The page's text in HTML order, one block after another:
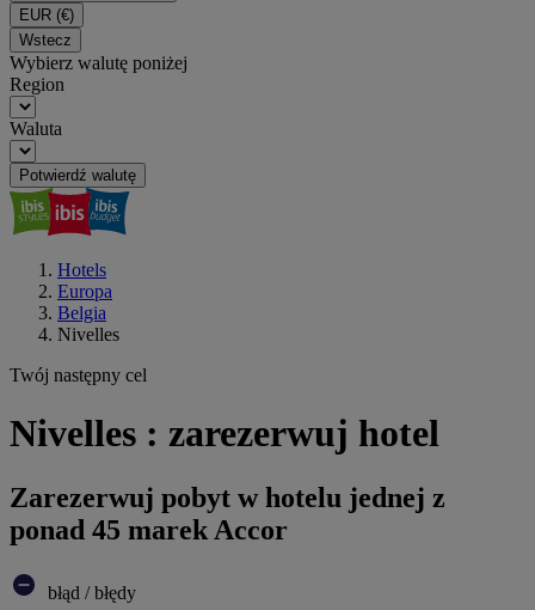
EUR (€)
Wstecz
Wybierz walutę poniżej
Region
Waluta
Potwierdź walutę
Hotels
Europa
Belgia
Nivelles
Twój następny cel
Nivelles : zarezerwuj hotel
Zarezerwuj pobyt w hotelu jednej z
ponad 45 marek Accor
błąd / błędy